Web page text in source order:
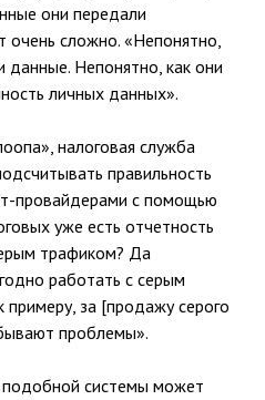
они передали
очень сложно. «Непонятно,
данные. Непонятно, как они
личных данных».
налоговая служба
правильность
провайдерами с помощью
уже есть отчетность
трафиком? Да
работать с серым
примеру, за [продажу серого
проблемы».
системы может